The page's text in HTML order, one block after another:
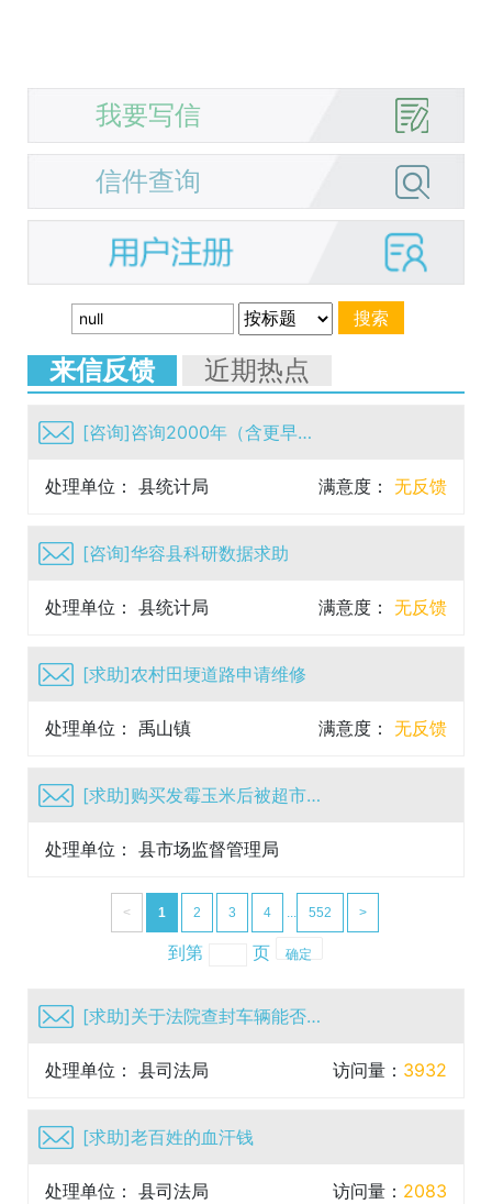
我要写信
信件查询
来信反馈 近期热点
[咨询]咨询2000年（含更早）至2025年华容县的统计...
处理单位： 县统计局 满意度： 无反馈
[咨询]华容县科研数据求助
处理单位： 县统计局 满意度： 无反馈
[求助]农村田埂道路申请维修
处理单位： 禹山镇 满意度： 无反馈
[求助]购买发霉玉米后被超市方打击报复
处理单位： 县市场监督管理局
满意度：
< 1 2 3 4 ... 552 >
到第 页 确定
[求助]关于法院查封车辆能否买卖问题一事
处理单位： 县司法局 访问量： 3932
[求助]老百姓的血汗钱
处理单位： 县司法局 访问量： 2083